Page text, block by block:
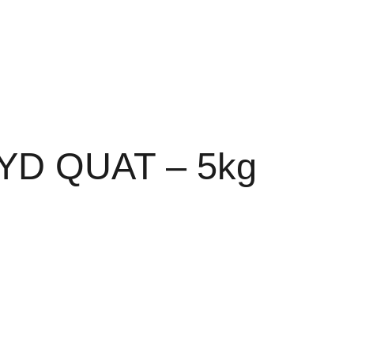
QUAT – 5kg